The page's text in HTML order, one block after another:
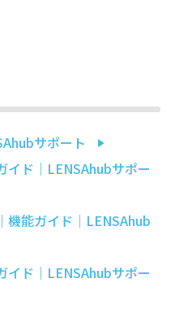
サポート
イド｜LENSAhubサポー
機能ガイド｜LENSAhub
イド｜LENSAhubサポー